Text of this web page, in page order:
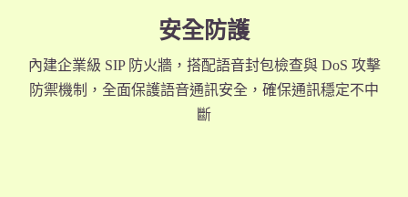
安全防護
內建企業級 SIP 防火牆，搭配語音封包檢查與 DoS 攻擊
防禦機制，全面保護語音通訊安全，確保通訊穩定不中
斷